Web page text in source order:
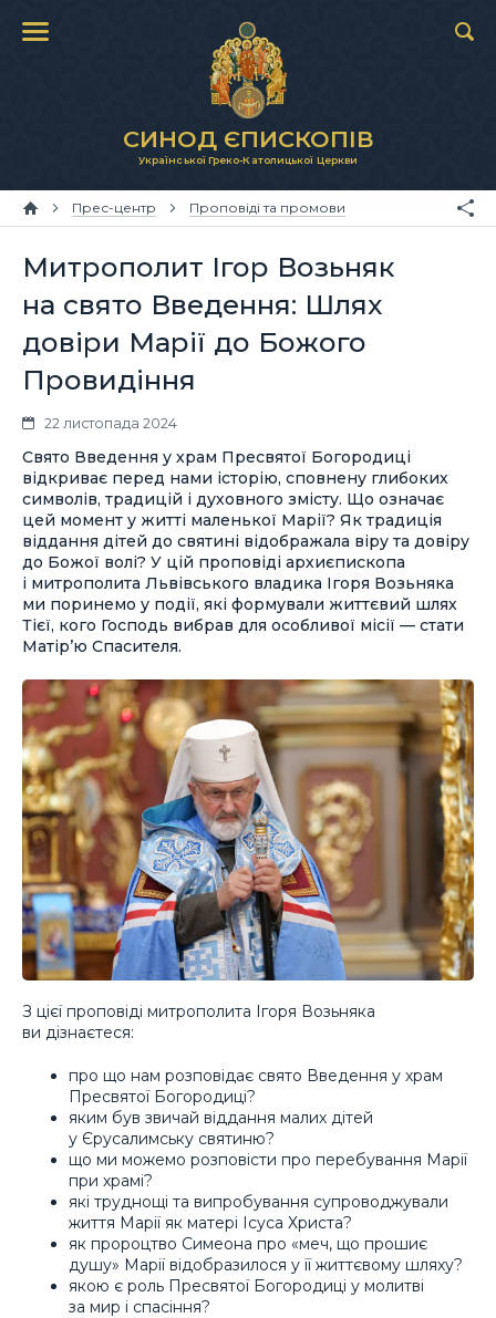
СИНОД ЄПИСКОПІВ
Української Греко-Католицької Церкви
Прес-центр Проповіді та промови
Митрополит Ігор Возьняк
на свято Введення: Шлях
довіри Марії до Божого
Провидіння
22 листопада 2024
Свято Введення у храм Пресвятої Богородиці
відкриває перед нами історію, сповнену глибоких
символів, традицій і духовного змісту. Що означає
цей момент у житті маленької Марії? Як традиція
віддання дітей до святині відображала віру та довіру
до Божої волі? У цій проповіді архиєпископа
і митрополита Львівського владика Ігоря Возьняка
ми поринемо у події, які формували життєвий шлях
Тієї, кого Господь вибрав для особливої місії — стати
Матір’ю Спасителя.
З цієї проповіді митрополита Ігоря Возьняка
ви дізнаєтеся:
про що нам розповідає свято Введення у храм
Пресвятої Богородиці?
яким був звичай віддання малих дітей
у Єрусалимську святиню?
що ми можемо розповісти про перебування Марії
при храмі?
які труднощі та випробування супроводжували
життя Марії як матері Ісуса Христа?
як пророцтво Симеона про «меч, що прошиє
душу» Марії відобразилося у її життєвому шляху?
якою є роль Пресвятої Богородиці у молитві
за мир і спасіння?